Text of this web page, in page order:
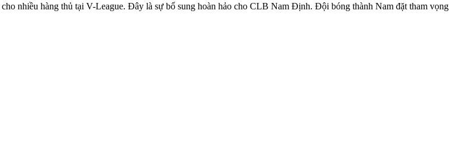
nhiều hàng thủ tại V-League. Đây là sự bổ sung hoàn hảo cho CLB Nam Định. Đội bóng thành Nam đặt tham vọng